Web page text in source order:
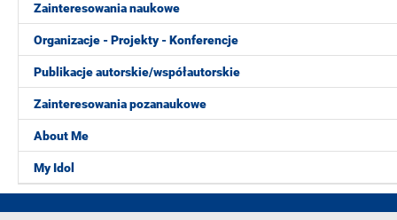
Zainteresowania naukowe
Organizacje - Projekty - Konferencje
Publikacje autorskie/współautorskie
Zainteresowania pozanaukowe
About Me
My Idol